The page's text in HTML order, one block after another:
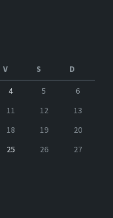
V S
D
4 5
6
11 12
13
18 19
20
25 26
27